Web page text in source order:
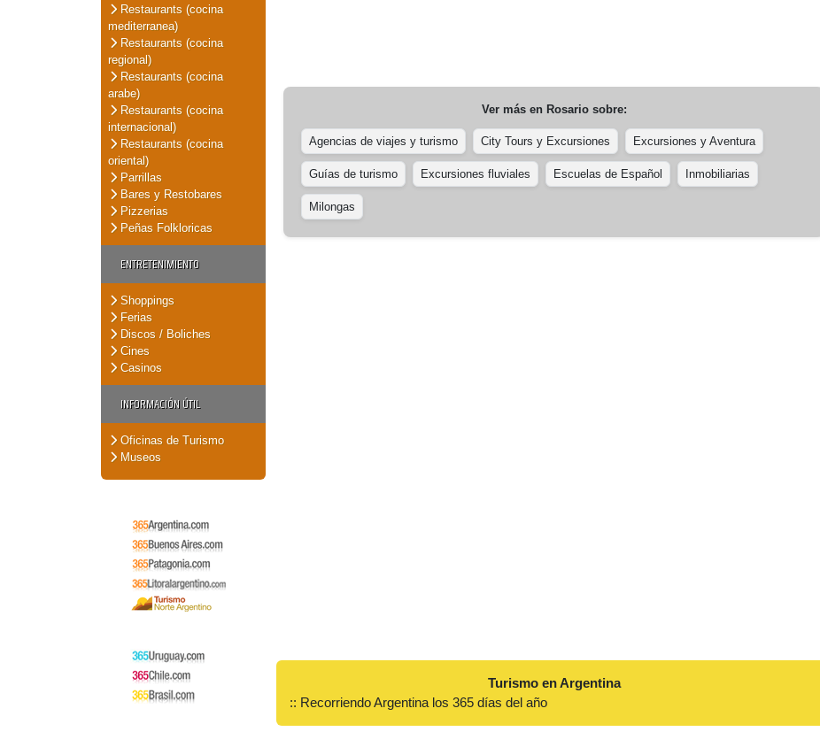
Restaurants (cocina
mediterranea)
Restaurants (cocina
regional)
Restaurants (cocina
arabe)
Restaurants (cocina
internacional)
Restaurants (cocina
oriental)
Parrillas
Bares y Restobares
Pizzerias
Peñas Folkloricas
ENTRETENIMIENTO
Shoppings
Ferias
Discos / Boliches
Cines
Casinos
INFORMACIÓN ÚTIL
Oficinas de Turismo
Museos
Ver más en Rosariosobre:
Agencias de viajes y turismo City Tours y Excursiones Excursiones y Aventura
Guías de turismo Excursiones fluviales Escuelas de Español Inmobiliarias
Milongas
Turismo en Argentina
:: Recorriendo Argentina los 365 días del año